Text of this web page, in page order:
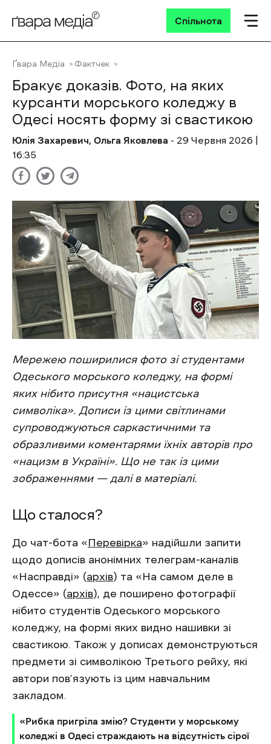
Спільнота
Ґвара Медіа Фактчек
Бракує доказів. Фото, на яких
курсанти морського коледжу в
Одесі носять форму зі свастикою
Юлія Захаревич Ольга Яковлева - 29 Червня 2026 |
16:35
Мережею поширилися фото зі студентами
Одеського морського коледжу, на формі
яких нібито присутня «нацистська
символіка». Дописи із цими світлинами
супроводжуються саркастичними та
образливими коментарями їхніх авторів про
«нацизм в Україні». Що не так із цими
зображеннями — далі в матеріалі.
Що сталося?
До чат-бота « Перевірка» надійшли запити
щодо дописів анонімних телеграм-каналів
«Насправді» (архів) та «На самом деле в
Одессе» (архів), де поширено фотографії
нібито студентів Одеського морського
коледжу, на формі яких видно нашивки зі
свастикою. Також у дописах демонструються
предмети зі символікою Третього рейху, які
автори пов’язують із цим навчальним
закладом.
«Рибка пригріла змію? Студенти у морському
коледжі в Одесі страждають на відсутність сірої